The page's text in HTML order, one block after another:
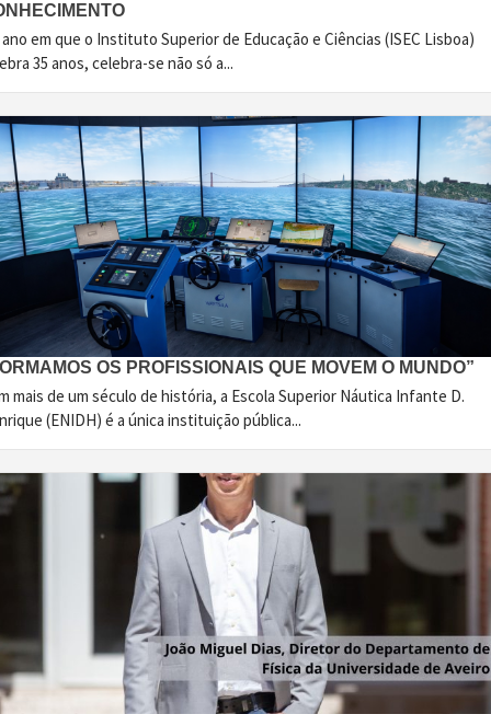
em que o Instituto Superior de Educação e Ciências (ISEC Lisboa)
35 anos, celebra-se não só a...
OS PROFISSIONAIS QUE MOVEM O MUNDO”
mais de um século de história, a Escola Superior Náutica Infante D.
(ENIDH) é a única instituição pública...